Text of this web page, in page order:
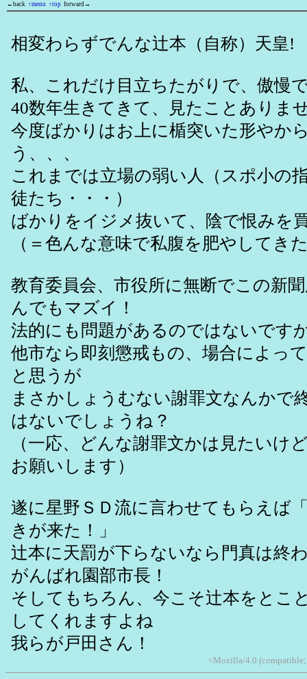
←back ↑menu ↑top forward→
相変わらずでんな辻本（自称）天皇!
私、これだけ目立ちたがりで、傲慢
40数年生きてきて、見たことありま
今度ばかりはお上に楯突いた形やか
う、、、
これまでは立場の弱い人（スポ小の
徒たち・・・）
ばかりをイジメ抜いて、陰で恨みを
（＝色んな意味で私腹を肥やしてき
教育委員会、市役所に無断でこの新
んでもマズイ！
法的にも問題があるのではないです
他市なら即刻懲戒もの、場合によっ
と思うが
まさかしょうむない謝罪文なんかで
はないでしょうね？
（一応、どんな謝罪文かは見たいけ
お願いします）
遂に星野ＳＤ流に言わせてもらえば
きが来た！」
辻本に天罰が下らないなら門真は終
がんばれ園部市長！
そしてもちろん、今こそ辻本をとこ
してくれますよね
我らが戸田さん！
<Mozilla/4.0 (compatible;